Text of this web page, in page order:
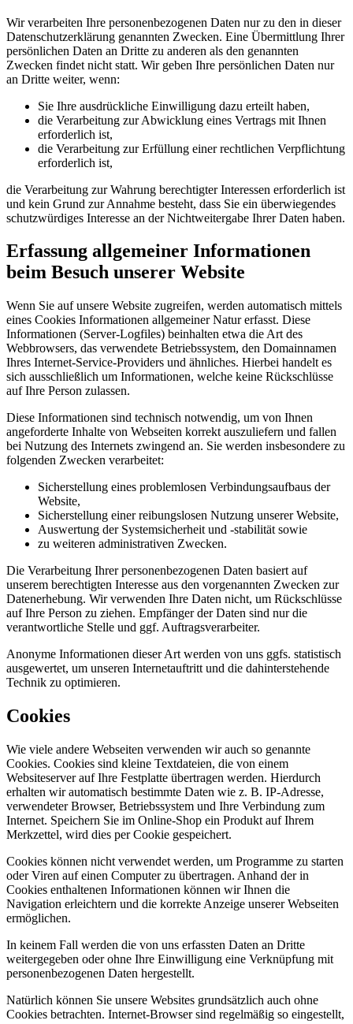
Wir verarbeiten Ihre personenbezogenen Daten nur zu den in dieser
Datenschutzerklärung genannten Zwecken. Eine Übermittlung Ihrer
persönlichen Daten an Dritte zu anderen als den genannten
Zwecken findet nicht statt. Wir geben Ihre persönlichen Daten nur
an Dritte weiter, wenn:
Sie Ihre ausdrückliche Einwilligung dazu erteilt haben,
die Verarbeitung zur Abwicklung eines Vertrags mit Ihnen
erforderlich ist,
die Verarbeitung zur Erfüllung einer rechtlichen Verpflichtung
erforderlich ist,
die Verarbeitung zur Wahrung berechtigter Interessen erforderlich ist
und kein Grund zur Annahme besteht, dass Sie ein überwiegendes
schutzwürdiges Interesse an der Nichtweitergabe Ihrer Daten haben.
Erfassung allgemeiner Informationen
beim Besuch unserer Website
Wenn Sie auf unsere Website zugreifen, werden automatisch mittels
eines Cookies Informationen allgemeiner Natur erfasst. Diese
Informationen (Server-Logfiles) beinhalten etwa die Art des
Webbrowsers, das verwendete Betriebssystem, den Domainnamen
Ihres Internet-Service-Providers und ähnliches. Hierbei handelt es
sich ausschließlich um Informationen, welche keine Rückschlüsse
auf Ihre Person zulassen.
Diese Informationen sind technisch notwendig, um von Ihnen
angeforderte Inhalte von Webseiten korrekt auszuliefern und fallen
bei Nutzung des Internets zwingend an. Sie werden insbesondere zu
folgenden Zwecken verarbeitet:
Sicherstellung eines problemlosen Verbindungsaufbaus der
Website,
Sicherstellung einer reibungslosen Nutzung unserer Website,
Auswertung der Systemsicherheit und -stabilität sowie
zu weiteren administrativen Zwecken.
Die Verarbeitung Ihrer personenbezogenen Daten basiert auf
unserem berechtigten Interesse aus den vorgenannten Zwecken zur
Datenerhebung. Wir verwenden Ihre Daten nicht, um Rückschlüsse
auf Ihre Person zu ziehen. Empfänger der Daten sind nur die
verantwortliche Stelle und ggf. Auftragsverarbeiter.
Anonyme Informationen dieser Art werden von uns ggfs. statistisch
ausgewertet, um unseren Internetauftritt und die dahinterstehende
Technik zu optimieren.
Cookies
Wie viele andere Webseiten verwenden wir auch so genannte
Cookies. Cookies sind kleine Textdateien, die von einem
Websiteserver auf Ihre Festplatte übertragen werden. Hierdurch
erhalten wir automatisch bestimmte Daten wie z. B. IP-Adresse,
verwendeter Browser, Betriebssystem und Ihre Verbindung zum
Internet. Speichern Sie im Online-Shop ein Produkt auf Ihrem
Merkzettel, wird dies per Cookie gespeichert.
Cookies können nicht verwendet werden, um Programme zu starten
oder Viren auf einen Computer zu übertragen. Anhand der in
Cookies enthaltenen Informationen können wir Ihnen die
Navigation erleichtern und die korrekte Anzeige unserer Webseiten
ermöglichen.
In keinem Fall werden die von uns erfassten Daten an Dritte
weitergegeben oder ohne Ihre Einwilligung eine Verknüpfung mit
personenbezogenen Daten hergestellt.
Natürlich können Sie unsere Websites grundsätzlich auch ohne
Cookies betrachten. Internet-Browser sind regelmäßig so eingestellt,